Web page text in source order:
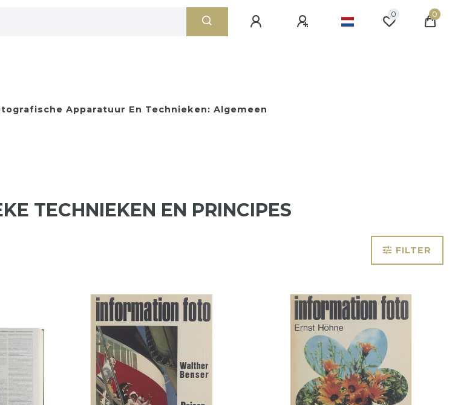
0 0
Apparatuur En Technieken: Algemeen
TECHNIEKEN EN PRINCIPES
FILTER